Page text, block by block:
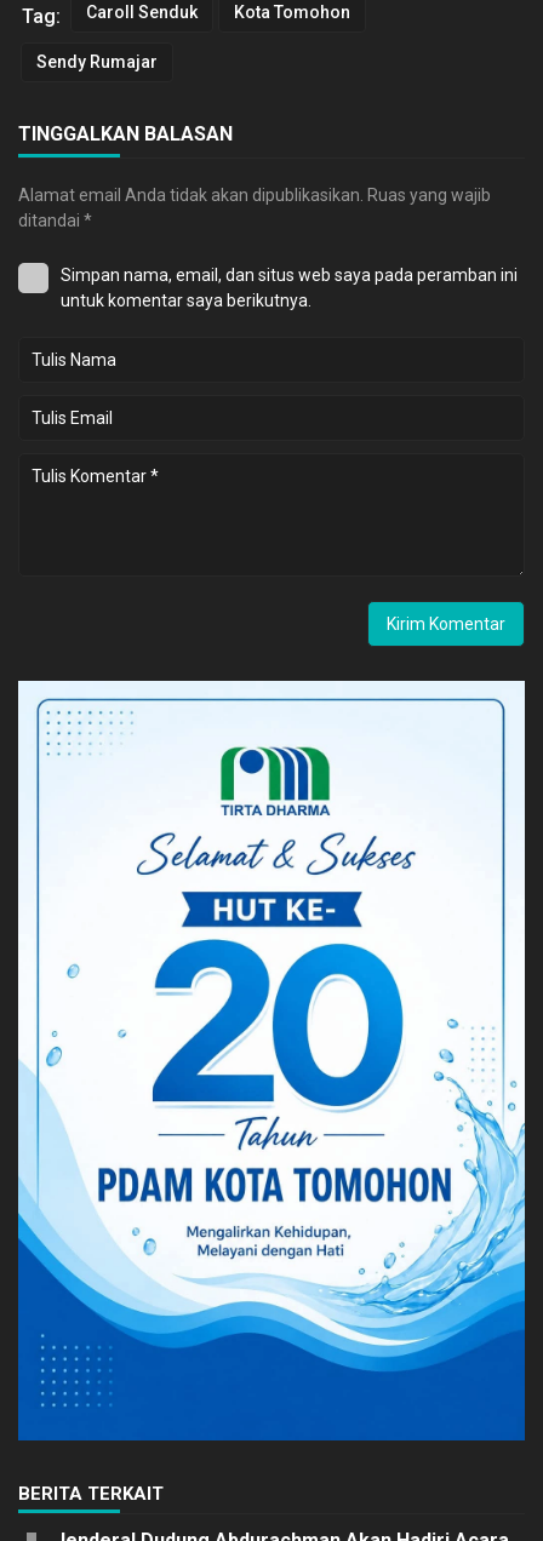
Tag: Caroll Senduk Kota Tomohon
Sendy Rumajar
TINGGALKAN BALASAN
Alamat email Anda tidak akan dipublikasikan. Ruas yang wajib
ditandai *
Simpan nama, email, dan situs web saya pada peramban ini
untuk komentar saya berikutnya.
BERITA TERKAIT